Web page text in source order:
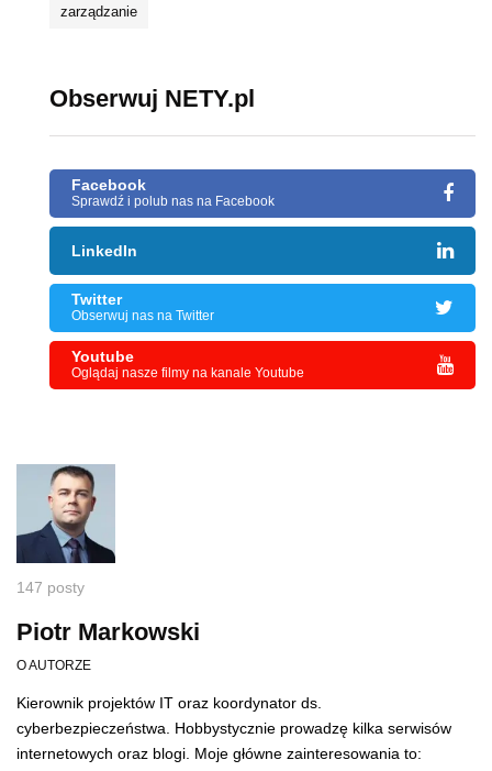
zarządzanie
Obserwuj NETY.pl
Facebook
Sprawdź i polub nas na Facebook
LinkedIn
Twitter
Obserwuj nas na Twitter
Youtube
Oglądaj nasze filmy na kanale Youtube
147 posty
Piotr Markowski
O AUTORZE
Kierownik projektów IT oraz koordynator ds.
cyberbezpieczeństwa. Hobbystycznie prowadzę kilka serwisów
internetowych oraz blogi. Moje główne zainteresowania to: